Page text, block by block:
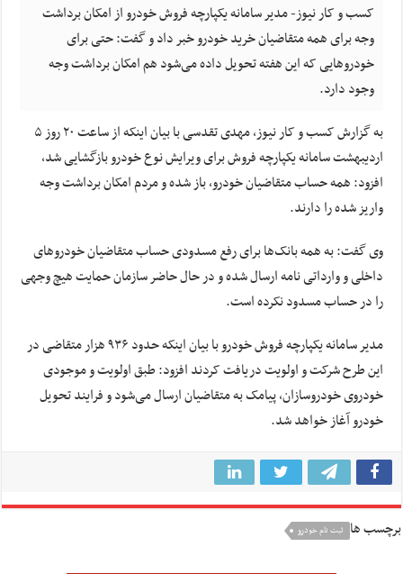
کسب و کار نیوز- مدیر سامانه یکپارچه فروش خودرو از امکان برداشت
وجه برای همه متقاضیان خرید خودرو خبر داد و گفت: حتی برای
خودرو‌هایی که این هفته تحویل داده می‌شود هم امکان برداشت وجه
وجود دارد.
به گزارش کسب و کار نیوز، مهدی تقدسی با بیان اینکه از ساعت ۲۰ روز ۵
اردیبهشت سامانه یکپارچه فروش برای ویرایش نوع خودرو بازگشایی شد،
افزود: همه حساب متقاضیان خودرو، باز شده و مردم امکان برداشت وجه
واریز شده را دارند.
وی گفت: به همه بانک‌ها برای رفع مسدودی حساب متقاضیان خودرو‌های
داخلی و وارداتی نامه ارسال شده و در حال حاضر سازمان حمایت هیچ وجهی
را در حساب مسدود نکرده است.
مدیر سامانه یکپارچه فروش خودرو با بیان اینکه حدود ۹۳۶ هزار متقاضی در
این طرح شرکت و اولویت دریافت کردند افزود: طبق اولویت و موجودی
خودروی خودروسازان، پیامک به متقاضیان ارسال می‌شود و فرایند تحویل
خودرو آغاز خواهد شد.
برچسب ها ثبت نام خودرو